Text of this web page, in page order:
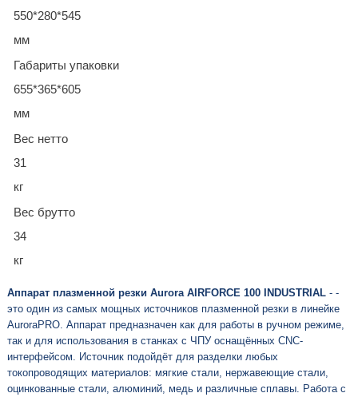
550*280*545
мм
Габариты упаковки
655*365*605
мм
Вес нетто
31
кг
Вес брутто
34
кг
Аппарат плазменной резки Aurora AIRFORCE 100 INDUSTRIAL- -
это один из самых мощных источников плазменной резки в линейке
AuroraPRO. Аппарат предназначен как для работы в ручном режиме,
так и для использования в станках с ЧПУ оснащённых CNC-
интерфейсом. Источник подойдёт для разделки любых
токопроводящих материалов: мягкие стали, нержавеющие стали,
оцинкованные стали, алюминий, медь и различные сплавы. Работа с